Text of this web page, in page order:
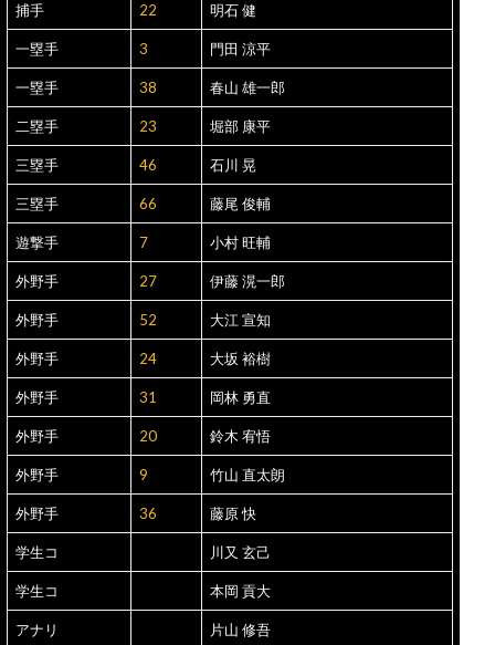
捕手 22 明石 健
一塁手 3 門田 涼平
一塁手 38 春山 雄一郎
二塁手 23 堀部 康平
三塁手 46 石川 晃
三塁手 66 藤尾 俊輔
遊撃手 7 小村 旺輔
外野手 27 伊藤 滉一郎
外野手 52 大江 宣知
外野手 24 大坂 裕樹
外野手 31 岡林 勇直
外野手 20 鈴木 宥悟
外野手 9 竹山 直太朗
外野手 36 藤原 快
学生コ 川又 玄己
学生コ 本岡 貢大
アナリ 片山 修吾